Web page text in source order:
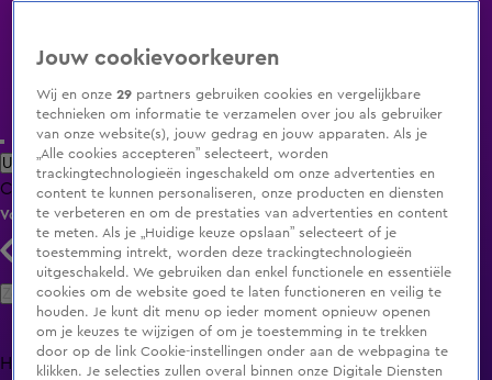
Uitzending Gemist Populaire programma's Zenders Genres
ClipsFilmsRadioSmart TV inlogShop
Volg KIJK
Zoeken
HomeUitzending Gemist Programma's De Bondgenoten
Jouw cookievoorkeuren
Wij en onze29 partners gebruiken cookies en vergelijkbare
technieken om informatie te verzamelen over jou als gebruiker
van onze website(s), jouw gedrag en jouw apparaten. Als je
„Alle cookies accepteren” selecteert, worden
trackingtechnologieën ingeschakeld om onze advertenties en
content te kunnen personaliseren, onze producten en diensten
te verbeteren en om de prestaties van advertenties en content
te meten. Als je „Huidige keuze opslaan” selecteert of je
toestemming intrekt, worden deze trackingtechnologieën
uitgeschakeld. We gebruiken dan enkel functionele en essentiële
cookies om de website goed te laten functioneren en veilig te
houden. Je kunt dit menu op ieder moment opnieuw openen
om je keuzes te wijzigen of om je toestemming in te trekken
door op de link Cookie-instellingen onder aan de webpagina te
klikken. Je selecties zullen overal binnen onze Digitale Diensten